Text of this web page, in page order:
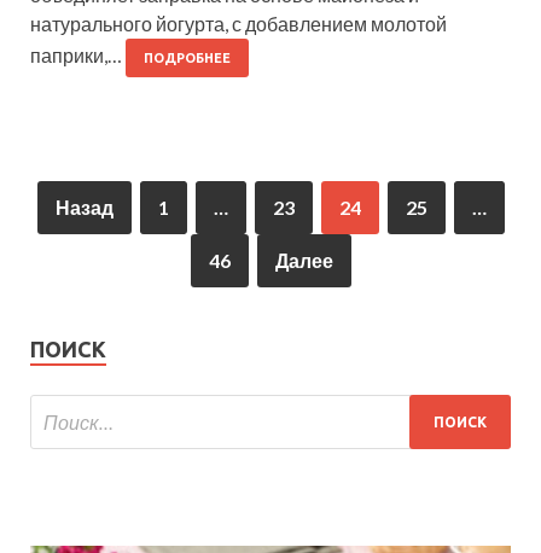
натурального йогурта, с добавлением молотой
паприки,…
ПОДРОБНЕЕ
Назад 1 … 23 24 25 …
46 Далее
ПОИСК